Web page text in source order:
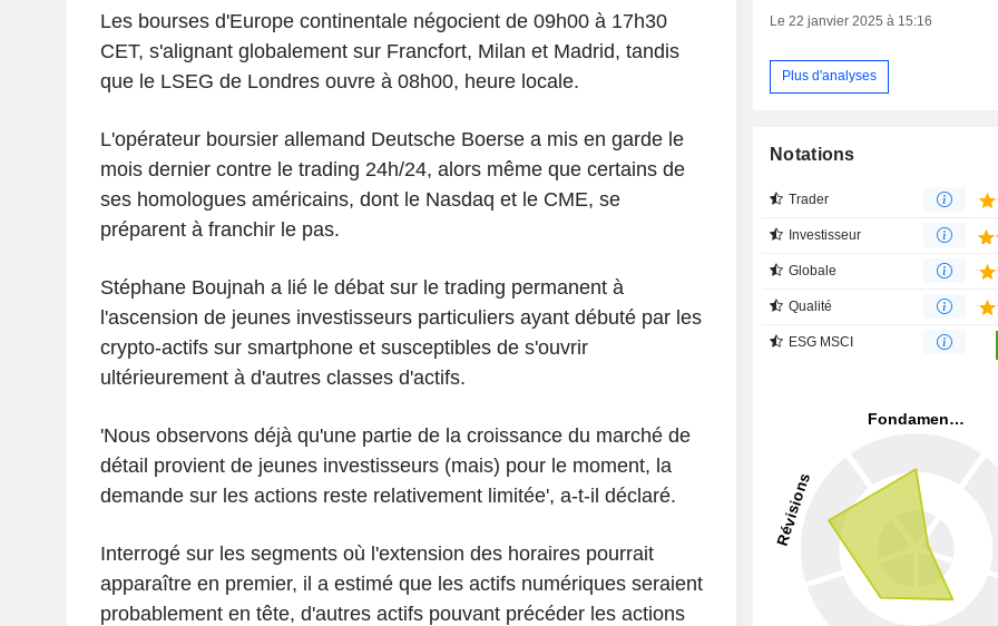
Les bourses d'Europe continentale négocient de 09h00 à 17h30
CET, s'alignant globalement sur Francfort, Milan et Madrid, tandis
que le LSEG de Londres ouvre à 08h00, heure locale.
L'opérateur boursier allemand Deutsche Boerse a mis en garde le
mois dernier contre le trading 24h/24, alors même que certains de
ses homologues américains, dont le Nasdaq et le CME, se
préparent à franchir le pas.
Stéphane Boujnah a lié le débat sur le trading permanent à
l'ascension de jeunes investisseurs particuliers ayant débuté par les
crypto-actifs sur smartphone et susceptibles de s'ouvrir
ultérieurement à d'autres classes d'actifs.
'Nous observons déjà qu'une partie de la croissance du marché de
détail provient de jeunes investisseurs (mais) pour le moment, la
demande sur les actions reste relativement limitée', a-t-il déclaré.
Interrogé sur les segments où l'extension des horaires pourrait
apparaître en premier, il a estimé que les actifs numériques seraient
probablement en tête, d'autres actifs pouvant précéder les actions
Le 22 janvier 2025 à 15:16
Plus d'analyses
Notations
Trader
Investisseur
Globale
Qualité
ESG MSCI